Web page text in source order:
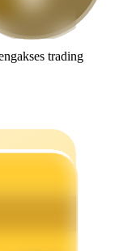
trading